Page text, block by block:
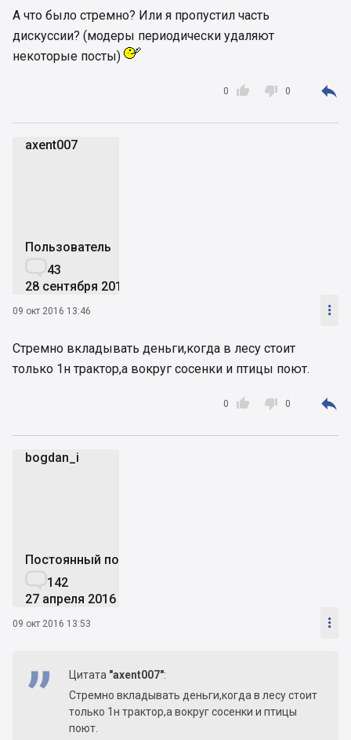
А что было стремно? Или я пропустил часть
дискуссии? (модеры периодически удаляют
некоторые посты)

0  0 
axent007
Пользователь
43
28 сентября 2016
09 окт 2016 13:46 
Стремно вкладывать деньги,когда в лесу стоит
только 1н трактор,а вокруг сосенки и птицы поют.

0  0 
bogdan_i
Постоянный пользователь
142
27 апреля 2016
09 окт 2016 13:53 
Цитата "axent007":
Стремно вкладывать деньги,когда в лесу стоит
только 1н трактор,а вокруг сосенки и птицы
поют.